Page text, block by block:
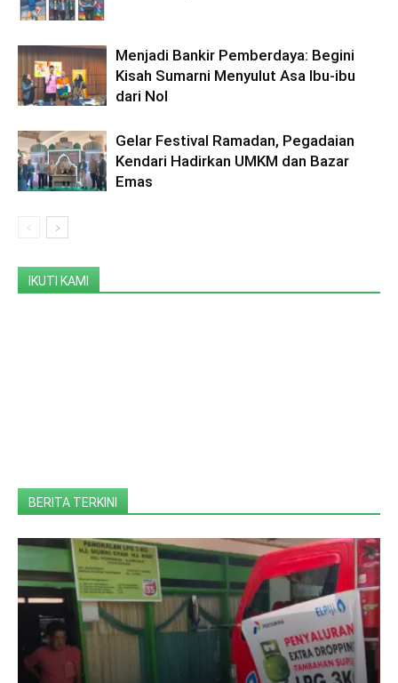
Menjadi Bankir Pemberdaya: Begini
Kisah Sumarni Menyulut Asa Ibu-ibu
dari Nol
Gelar Festival Ramadan, Pegadaian
Kendari Hadirkan UMKM dan Bazar
Emas
IKUTI KAMI
BERITA TERKINI